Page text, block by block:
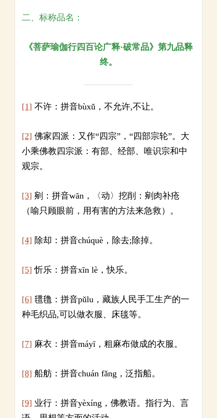
二、标称品名：
《菩萨瑜伽行四百论广释·破常品》第九品释
终。
[1] 不许：拼音bùxǔ，不允许,不让。
[2] 佛家四派：又作“四宗”，“四部宗轮”。大
小乘佛教四宗派：有部、经部、唯识宗和中
观宗。
[3] 剜：拼音wān，〈动〉挖削：剜肉补疮
（喻只顾眼前，用有害的方法来急救）。
[4] 除却：拼音chúquè，除去;除掉。
[5] 忻乐：拼音xīn lè，快乐。
[6] 氆氇：拼音pǔlu，藏族人民手工生产的一
种毛织品,可以做衣服、床毯等。
[7] 麻衣：拼音máyī，粗麻布做成的衣服。
[8] 船舫：拼音chuán fǎng，泛指船。
[9] 业行：拼音yèxíng，佛教语。指行为、言